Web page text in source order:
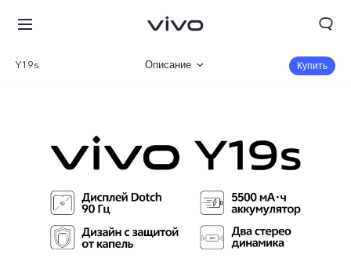
Y19s Описание
Характеристики
Купить